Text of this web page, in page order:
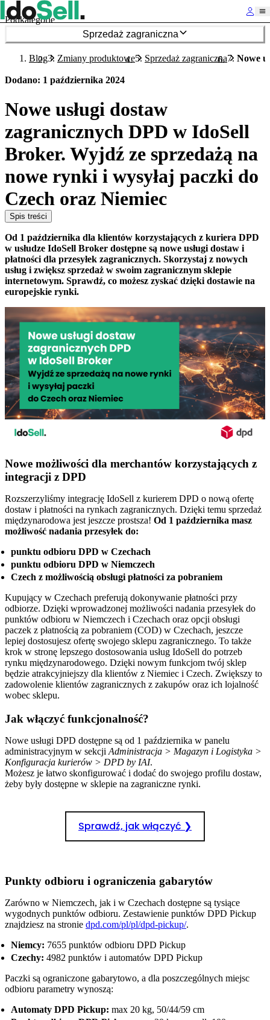
Podkategorie
Sprzedaż zagraniczna
Blog Zmiany produktowe Sprzedaż zagraniczna Nowe
Dodano: 1 października 2024
Nowe usługi dostaw
zagranicznych DPD w IdoSell
Broker. Wyjdź ze sprzedażą na
nowe rynki i wysyłaj paczki do
Czech oraz Niemiec
Spis treści
Od 1 października dla klientów korzystających z kuriera DPD
w usłudze IdoSell Broker dostępne są nowe usługi dostaw i
płatności dla przesyłek zagranicznych. Skorzystaj z nowych
usług i zwiększ sprzedaż w swoim zagranicznym sklepie
internetowym. Sprawdź, co możesz zyskać dzięki dostawie na
europejskie rynki.
Nowe możliwości dla merchantów korzystających z
integracji z DPD
Rozszerzyliśmy integrację IdoSell z kurierem DPD o nową ofertę
dostaw i płatności na rynkach zagranicznych. Dzięki temu sprzedaż
międzynarodowa jest jeszcze prostsza! Od 1 października masz
możliwość nadania przesyłek do:
punktu odbioru DPD w Czechach
punktu odbioru DPD w Niemczech
Czech z możliwością obsługi płatności za pobraniem
Kupujący w Czechach preferują dokonywanie płatności przy
odbiorze. Dzięki wprowadzonej możliwości nadania przesyłek do
punktów odbioru w Niemczech i Czechach oraz opcji obsługi
paczek z płatnością za pobraniem (COD) w Czechach, jeszcze
lepiej dostosujesz ofertę swojego sklepu zagranicznego. To także
krok w stronę lepszego dostosowania usług IdoSell do potrzeb
rynku międzynarodowego. Dzięki nowym funkcjom twój sklep
będzie atrakcyjniejszy dla klientów z Niemiec i Czech. Zwiększy to
zadowolenie klientów zagranicznych z zakupów oraz ich lojalność
wobec sklepu.
Jak włączyć funkcjonalność?
Nowe usługi DPD dostępne są od 1 października w panelu
administracyjnym w sekcji Administracja > Magazyn i Logistyka >
Konfiguracja kurierów > DPD by IAI.
Możesz je łatwo skonfigurować i dodać do swojego profilu dostaw,
żeby były dostępne w sklepie na zagraniczne rynki.
Sprawdź, jak włączyć ❯
Punkty odbioru i ograniczenia gabarytów
Zarówno w Niemczech, jak i w Czechach dostępne są tysiące
wygodnych punktów odbioru. Zestawienie punktów DPD Pickup
znajdziesz na stronie dpd.com/pl/pl/dpd-pickup/.
Niemcy: 7655 punktów odbioru DPD Pickup
Czechy: 4982 punktów i automatów DPD Pickup
Paczki są ograniczone gabarytowo, a dla poszczególnych miejsc
odbioru parametry wynoszą:
Automaty DPD Pickup: max 20 kg, 50/44/59 cm